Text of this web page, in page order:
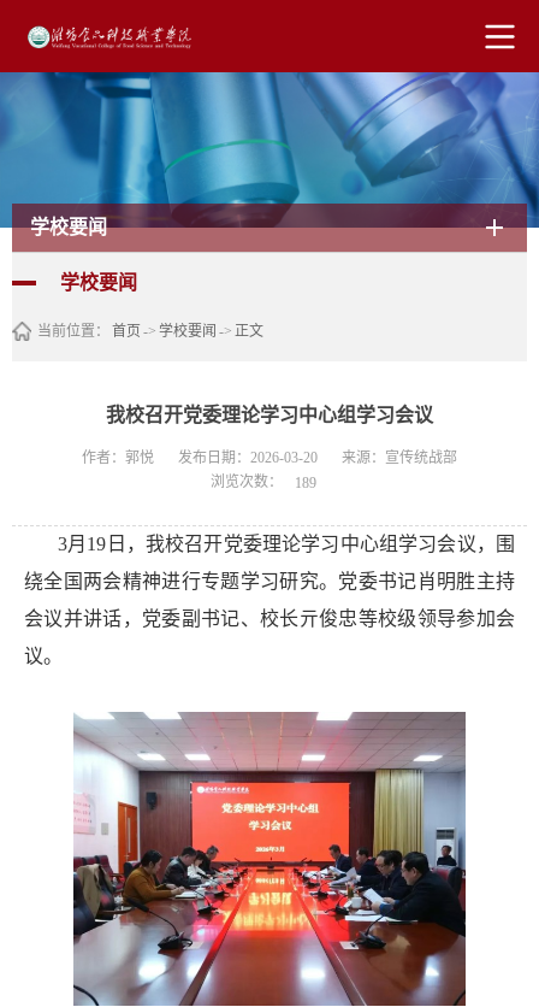
学校要闻
学校要闻
当前位置： 首页-> 学校要闻 -> 正文
我校召开党委理论学习中心组学习会议
作者：郭悦 发布日期：2026-03-20
来源：宣传统战部
浏览次数：
189
3月19日，我校召开党委理论学习中心组学习会议，围
绕全国两会精神进行专题学习研究。党委书记肖明胜主持
会议并讲话，党委副书记、校长亓俊忠等校级领导参加会
议。